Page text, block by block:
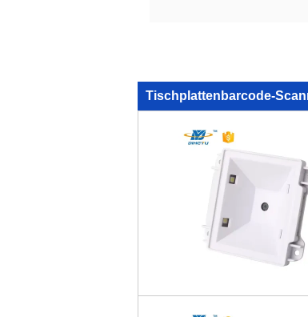
Tischplattenbarcode-